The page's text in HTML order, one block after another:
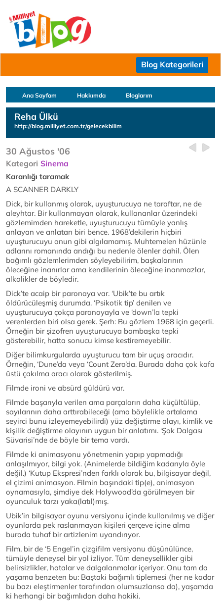
Blog Kategorileri
Ana Sayfam Hakkımda Bloglarım
Reha Ülkü
http://blog.milliyet.com.tr/gelecekbilim
30 Ağustos '06
Kategori Sinema
Karanlığı taramak
A SCANNER DARKLY
Dick, bir kullanmış olarak, uyuşturucuya ne taraftar, ne de
aleyhtar. Bir kullanmayan olarak, kullananlar üzerindeki
gözlemimden hareketle, uyuşturucuyu tümüyle yanlış
anlayan ve anlatan biri bence. 1968’dekilerin hiçbiri
uyuşturucuyu onun gibi algılamamış. Muhtemelen hüzünle
adlarını romanında andığı bu nedenle ölenler dahil. Ölen
bağımlı gözlemlerimden söyleyebilirim, başkalarının
öleceğine inanırlar ama kendilerinin öleceğine inanmazlar,
alkolikler de böyledir.
Dick’te acaip bir paronaya var. ‘Ubik’te bu artık
öldürücüleşmiş durumda. ‘Psikotik tip’ denilen ve
uyuşturucuya çokça paranoyayla ve ‘down’la tepki
verenlerden biri olsa gerek. Şerh: Bu gözlem 1968 için geçerli.
Örneğin bir şizofren uyuşturucuya bambaşka tepki
gösterebilir, hatta sonucu kimse kestiremeyebilir.
Diğer bilimkurgularda uyuşturucu tam bir uçuş aracıdır.
Örneğin, ‘Dune’da veya ‘Count Zero’da. Burada daha çok kafa
üstü çakılma aracı olarak gösterilmiş.
Filmde ironi ve absürd güldürü var.
Filmde başarıyla verilen ama parçaların daha küçültülüp,
sayılarının daha arttırabileceği (ama böylelikle ortalama
seyirci bunu izleyemeyebilirdi) yüz değiştirme olayı, kimlik ve
kişilik değiştirme olayının uygun bir anlatımı. ‘Şok Dalgası
Süvarisi’nde de böyle bir tema vardı.
Filmde ki animasyonu yönetmenin yapıp yapmadığı
anlaşılmıyor, bilgi yok. (Animelerde bildiğim kadarıyla öyle
değil.) ‘Kutup Ekspresi’nden farklı olarak bu, bilgisayar değil,
el çizimi animasyon. Filmin başındaki tip(e), animasyon
oynamasıyla, şimdiye dek Holywood’da görülmeyen bir
oyunculuk tarzı yaka(latıl)mış.
Ubik’in bilgisayar oyunu versiyonu içinde kullanılmış ve diğer
oyunlarda pek raslanmayan kişileri çerçeve içine alma
burada tuhaf bir artizlenim uyandırıyor.
Film, bir de ‘5 Engel’in çizgifilm versiyonu düşünülünce,
tümüyle deneysel bir yol izliyor. Tüm deneysellikler gibi
belirsizlikler, hatalar ve dalgalanmalar içeriyor. Onu tam da
yaşama benzeten bu: Baştaki bağımlı tiplemesi (her ne kadar
bu bazı eleştirmenler tarafından olumsuzlansa da), yaşamda
ki herhangi bir bağımlıdan daha hakiki.